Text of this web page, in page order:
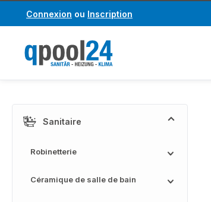
au contenu principal
Passer à la recherche
Connexion ou Inscription
Sanitaire
Robinetterie
Céramique de salle de bain